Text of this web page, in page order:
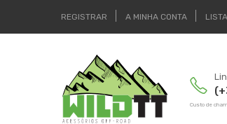
REGISTRAR A MINHA CONTA
Custo de